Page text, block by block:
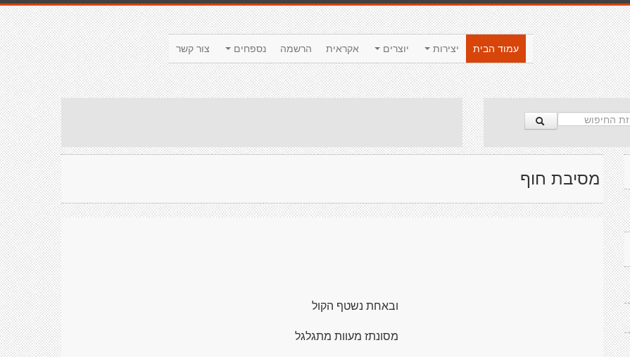
צור קשר נספחים הרשמה אקראית יוצרים יצירות
עמוד הבית
מסיבת חוף
ובאחת נשטף הקול
מסונתז מעוות מתגלגל